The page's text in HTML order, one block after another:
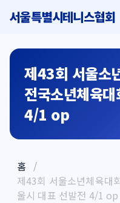
서울특별시테니스협회
제43회 서울소
전국소년체육
4/1 op
홈 /
제43회 서울소년체육대
울시 대표 선발전 4/1 op